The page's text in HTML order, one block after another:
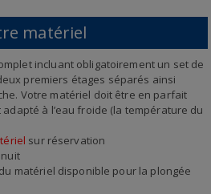
matériel
incluant obligatoirement un set de
premiers étages séparés ainsi
Votre matériel doit être en parfait
à l’eau froide (la température du
sur réservation
matériel disponible pour la plongée